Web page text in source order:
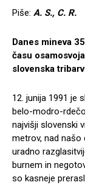
Piše: A. S., C. R.
Danes mineva
času
slovenska
12. junija 1991 je
belo-modro-
najvišji slovenski
metrov, nad našo
uradno
burnem in
so kasneje